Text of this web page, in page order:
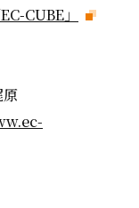
CUBE」